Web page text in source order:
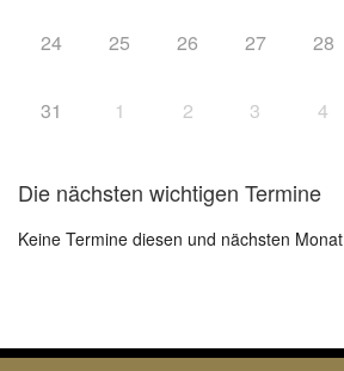
24 25 26 27 28
31 1 2 3 4
Die nächsten wichtigen Termine
Keine Termine diesen und nächsten Monat